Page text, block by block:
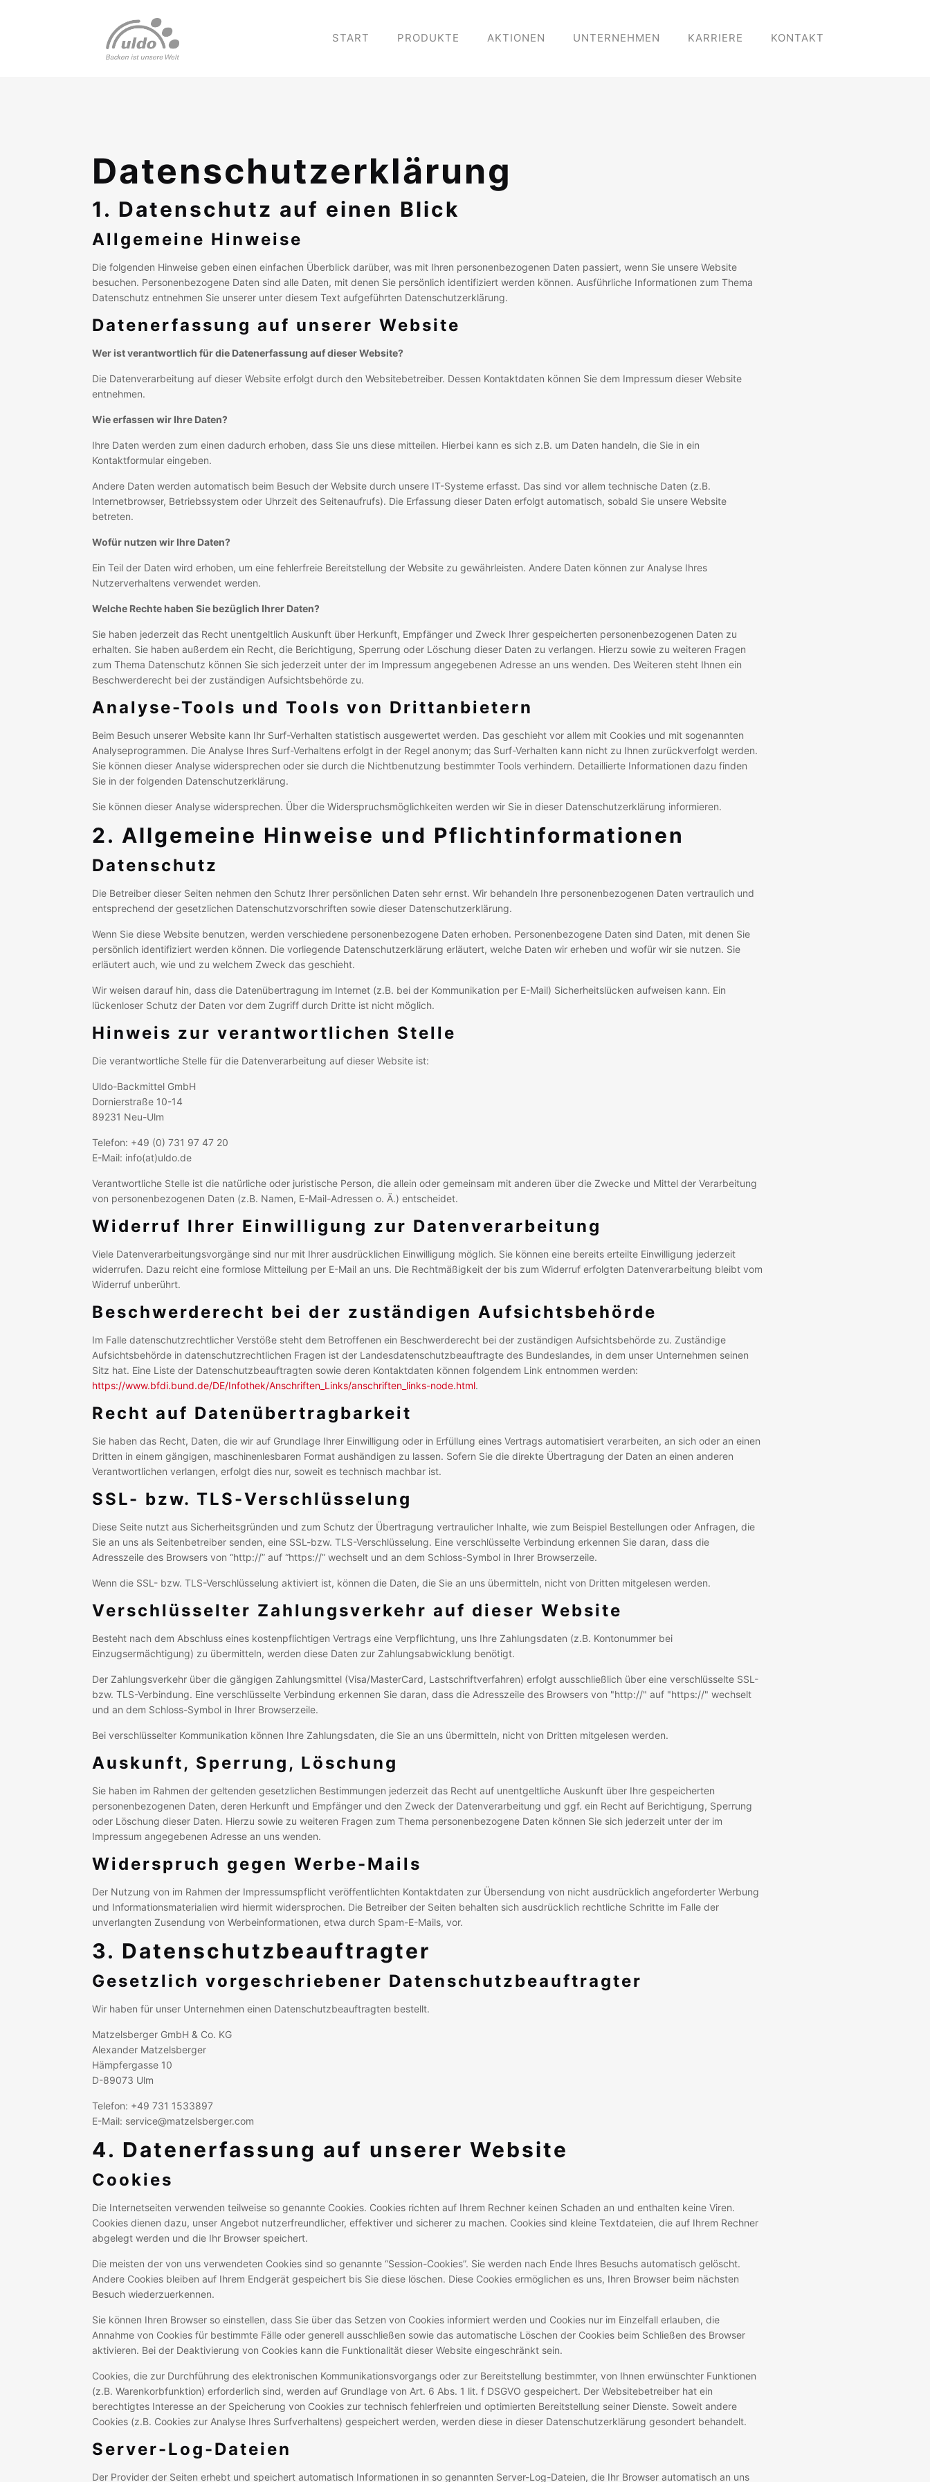
START PRODUKTE AKTIONEN UNTERNEHMEN KARRIERE KONTAKT
Datenschutzerklärung
1. Datenschutz auf einen Blick
Allgemeine Hinweise
Die folgenden Hinweise geben einen einfachen Überblick darüber, was mit Ihren personenbezogenen Daten passiert, wenn Sie unsere Website
besuchen. Personenbezogene Daten sind alle Daten, mit denen Sie persönlich identifiziert werden können. Ausführliche Informationen zum Thema
Datenschutz entnehmen Sie unserer unter diesem Text aufgeführten Datenschutzerklärung.
Datenerfassung auf unserer Website
Wer ist verantwortlich für die Datenerfassung auf dieser Website?
Die Datenverarbeitung auf dieser Website erfolgt durch den Websitebetreiber. Dessen Kontaktdaten können Sie dem Impressum dieser Website
entnehmen.
Wie erfassen wir Ihre Daten?
Ihre Daten werden zum einen dadurch erhoben, dass Sie uns diese mitteilen. Hierbei kann es sich z.B. um Daten handeln, die Sie in ein
Kontaktformular eingeben.
Andere Daten werden automatisch beim Besuch der Website durch unsere IT-Systeme erfasst. Das sind vor allem technische Daten (z.B.
Internetbrowser, Betriebssystem oder Uhrzeit des Seitenaufrufs). Die Erfassung dieser Daten erfolgt automatisch, sobald Sie unsere Website
betreten.
Wofür nutzen wir Ihre Daten?
Ein Teil der Daten wird erhoben, um eine fehlerfreie Bereitstellung der Website zu gewährleisten. Andere Daten können zur Analyse Ihres
Nutzerverhaltens verwendet werden.
Welche Rechte haben Sie bezüglich Ihrer Daten?
Sie haben jederzeit das Recht unentgeltlich Auskunft über Herkunft, Empfänger und Zweck Ihrer gespeicherten personenbezogenen Daten zu
erhalten. Sie haben außerdem ein Recht, die Berichtigung, Sperrung oder Löschung dieser Daten zu verlangen. Hierzu sowie zu weiteren Fragen
zum Thema Datenschutz können Sie sich jederzeit unter der im Impressum angegebenen Adresse an uns wenden. Des Weiteren steht Ihnen ein
Beschwerderecht bei der zuständigen Aufsichtsbehörde zu.
Analyse-Tools und Tools von Drittanbietern
Beim Besuch unserer Website kann Ihr Surf-Verhalten statistisch ausgewertet werden. Das geschieht vor allem mit Cookies und mit sogenannten
Analyseprogrammen. Die Analyse Ihres Surf-Verhaltens erfolgt in der Regel anonym; das Surf-Verhalten kann nicht zu Ihnen zurückverfolgt werden.
Sie können dieser Analyse widersprechen oder sie durch die Nichtbenutzung bestimmter Tools verhindern. Detaillierte Informationen dazu finden
Sie in der folgenden Datenschutzerklärung.
Sie können dieser Analyse widersprechen. Über die Widerspruchsmöglichkeiten werden wir Sie in dieser Datenschutzerklärung informieren.
2. Allgemeine Hinweise und Pflichtinformationen
Datenschutz
Die Betreiber dieser Seiten nehmen den Schutz Ihrer persönlichen Daten sehr ernst. Wir behandeln Ihre personenbezogenen Daten vertraulich und
entsprechend der gesetzlichen Datenschutzvorschriften sowie dieser Datenschutzerklärung.
Wenn Sie diese Website benutzen, werden verschiedene personenbezogene Daten erhoben. Personenbezogene Daten sind Daten, mit denen Sie
persönlich identifiziert werden können. Die vorliegende Datenschutzerklärung erläutert, welche Daten wir erheben und wofür wir sie nutzen. Sie
erläutert auch, wie und zu welchem Zweck das geschieht.
Wir weisen darauf hin, dass die Datenübertragung im Internet (z.B. bei der Kommunikation per E-Mail) Sicherheitslücken aufweisen kann. Ein
lückenloser Schutz der Daten vor dem Zugriff durch Dritte ist nicht möglich.
Hinweis zur verantwortlichen Stelle
Die verantwortliche Stelle für die Datenverarbeitung auf dieser Website ist:
Uldo-Backmittel GmbH
Dornierstraße 10-14
89231 Neu-Ulm
Telefon: +49 (0) 731 97 47 20
E-Mail: info(at)uldo.de
Verantwortliche Stelle ist die natürliche oder juristische Person, die allein oder gemeinsam mit anderen über die Zwecke und Mittel der Verarbeitung
von personenbezogenen Daten (z.B. Namen, E-Mail-Adressen o. Ä.) entscheidet.
Widerruf Ihrer Einwilligung zur Datenverarbeitung
Viele Datenverarbeitungsvorgänge sind nur mit Ihrer ausdrücklichen Einwilligung möglich. Sie können eine bereits erteilte Einwilligung jederzeit
widerrufen. Dazu reicht eine formlose Mitteilung per E-Mail an uns. Die Rechtmäßigkeit der bis zum Widerruf erfolgten Datenverarbeitung bleibt vom
Widerruf unberührt.
Beschwerderecht bei der zuständigen Aufsichtsbehörde
Im Falle datenschutzrechtlicher Verstöße steht dem Betroffenen ein Beschwerderecht bei der zuständigen Aufsichtsbehörde zu. Zuständige
Aufsichtsbehörde in datenschutzrechtlichen Fragen ist der Landesdatenschutzbeauftragte des Bundeslandes, in dem unser Unternehmen seinen
Sitz hat. Eine Liste der Datenschutzbeauftragten sowie deren Kontaktdaten können folgendem Link entnommen werden:
https://www.bfdi.bund.de/DE/Infothek/Anschriften_Links/anschriften_links-node.html.
Recht auf Datenübertragbarkeit
Sie haben das Recht, Daten, die wir auf Grundlage Ihrer Einwilligung oder in Erfüllung eines Vertrags automatisiert verarbeiten, an sich oder an einen
Dritten in einem gängigen, maschinenlesbaren Format aushändigen zu lassen. Sofern Sie die direkte Übertragung der Daten an einen anderen
Verantwortlichen verlangen, erfolgt dies nur, soweit es technisch machbar ist.
SSL- bzw. TLS-Verschlüsselung
Diese Seite nutzt aus Sicherheitsgründen und zum Schutz der Übertragung vertraulicher Inhalte, wie zum Beispiel Bestellungen oder Anfragen, die
Sie an uns als Seitenbetreiber senden, eine SSL-bzw. TLS-Verschlüsselung. Eine verschlüsselte Verbindung erkennen Sie daran, dass die
Adresszeile des Browsers von “http://” auf “https://” wechselt und an dem Schloss-Symbol in Ihrer Browserzeile.
Wenn die SSL- bzw. TLS-Verschlüsselung aktiviert ist, können die Daten, die Sie an uns übermitteln, nicht von Dritten mitgelesen werden.
Verschlüsselter Zahlungsverkehr auf dieser Website
Besteht nach dem Abschluss eines kostenpflichtigen Vertrags eine Verpflichtung, uns Ihre Zahlungsdaten (z.B. Kontonummer bei
Einzugsermächtigung) zu übermitteln, werden diese Daten zur Zahlungsabwicklung benötigt.
Der Zahlungsverkehr über die gängigen Zahlungsmittel (Visa/MasterCard, Lastschriftverfahren) erfolgt ausschließlich über eine verschlüsselte SSL-
bzw. TLS-Verbindung. Eine verschlüsselte Verbindung erkennen Sie daran, dass die Adresszeile des Browsers von "http://" auf "https://" wechselt
und an dem Schloss-Symbol in Ihrer Browserzeile.
Bei verschlüsselter Kommunikation können Ihre Zahlungsdaten, die Sie an uns übermitteln, nicht von Dritten mitgelesen werden.
Auskunft, Sperrung, Löschung
Sie haben im Rahmen der geltenden gesetzlichen Bestimmungen jederzeit das Recht auf unentgeltliche Auskunft über Ihre gespeicherten
personenbezogenen Daten, deren Herkunft und Empfänger und den Zweck der Datenverarbeitung und ggf. ein Recht auf Berichtigung, Sperrung
oder Löschung dieser Daten. Hierzu sowie zu weiteren Fragen zum Thema personenbezogene Daten können Sie sich jederzeit unter der im
Impressum angegebenen Adresse an uns wenden.
Widerspruch gegen Werbe-Mails
Der Nutzung von im Rahmen der Impressumspflicht veröffentlichten Kontaktdaten zur Übersendung von nicht ausdrücklich angeforderter Werbung
und Informationsmaterialien wird hiermit widersprochen. Die Betreiber der Seiten behalten sich ausdrücklich rechtliche Schritte im Falle der
unverlangten Zusendung von Werbeinformationen, etwa durch Spam-E-Mails, vor.
3. Datenschutzbeauftragter
Gesetzlich vorgeschriebener Datenschutzbeauftragter
Wir haben für unser Unternehmen einen Datenschutzbeauftragten bestellt.
Matzelsberger GmbH & Co. KG
Alexander Matzelsberger
Hämpfergasse 10
D-89073 Ulm
Telefon: +49 731 1533897
E-Mail: service@matzelsberger.com
4. Datenerfassung auf unserer Website
Cookies
Die Internetseiten verwenden teilweise so genannte Cookies. Cookies richten auf Ihrem Rechner keinen Schaden an und enthalten keine Viren.
Cookies dienen dazu, unser Angebot nutzerfreundlicher, effektiver und sicherer zu machen. Cookies sind kleine Textdateien, die auf Ihrem Rechner
abgelegt werden und die Ihr Browser speichert.
Die meisten der von uns verwendeten Cookies sind so genannte “Session-Cookies”. Sie werden nach Ende Ihres Besuchs automatisch gelöscht.
Andere Cookies bleiben auf Ihrem Endgerät gespeichert bis Sie diese löschen. Diese Cookies ermöglichen es uns, Ihren Browser beim nächsten
Besuch wiederzuerkennen.
Sie können Ihren Browser so einstellen, dass Sie über das Setzen von Cookies informiert werden und Cookies nur im Einzelfall erlauben, die
Annahme von Cookies für bestimmte Fälle oder generell ausschließen sowie das automatische Löschen der Cookies beim Schließen des Browser
aktivieren. Bei der Deaktivierung von Cookies kann die Funktionalität dieser Website eingeschränkt sein.
Cookies, die zur Durchführung des elektronischen Kommunikationsvorgangs oder zur Bereitstellung bestimmter, von Ihnen erwünschter Funktionen
(z.B. Warenkorbfunktion) erforderlich sind, werden auf Grundlage von Art. 6 Abs. 1 lit. f DSGVO gespeichert. Der Websitebetreiber hat ein
berechtigtes Interesse an der Speicherung von Cookies zur technisch fehlerfreien und optimierten Bereitstellung seiner Dienste. Soweit andere
Cookies (z.B. Cookies zur Analyse Ihres Surfverhaltens) gespeichert werden, werden diese in dieser Datenschutzerklärung gesondert behandelt.
Server-Log-Dateien
Der Provider der Seiten erhebt und speichert automatisch Informationen in so genannten Server-Log-Dateien, die Ihr Browser automatisch an uns